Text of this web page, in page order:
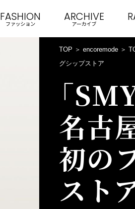
FASHION
ファッション
ARCHIVE
アーカイブ
TOP encoremode
グシップストア
「
名古
初の
スト